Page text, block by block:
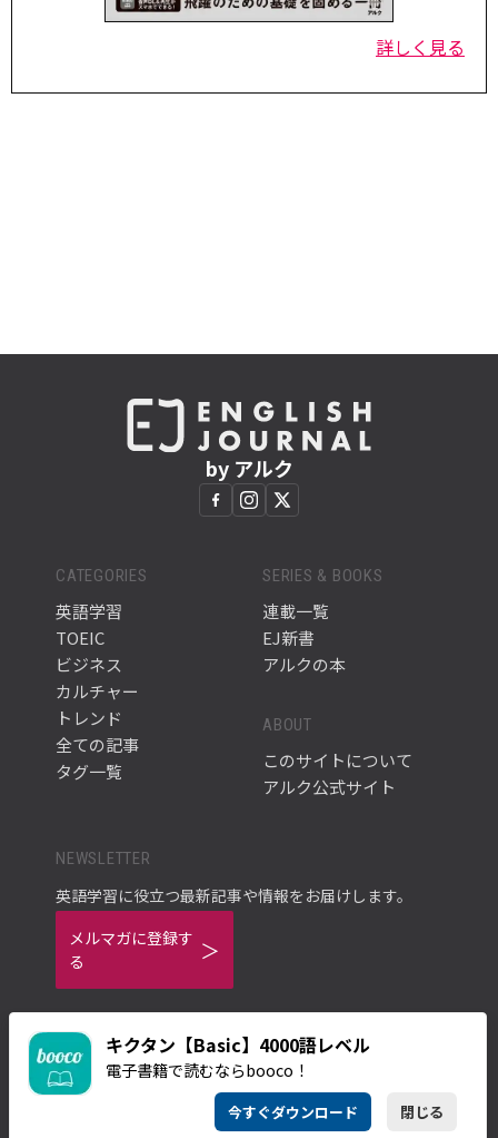
詳しく見る
キクタン【Basic】4000語レベル
電子書籍で読むならbooco！
今すぐダウンロード 閉じる
by アルク
CATEGORIES
英語学習
TOEIC
ビジネス
カルチャー
トレンド
全ての記事
タグ一覧
SERIES & BOOKS
連載一覧
EJ新書
アルクの本
ABOUT
このサイトについて
アルク公式サイト
NEWSLETTER
英語学習に役立つ最新記事や情報をお届けします。
メルマガに登録す
る
ご利用規約
プライバシーポリシー